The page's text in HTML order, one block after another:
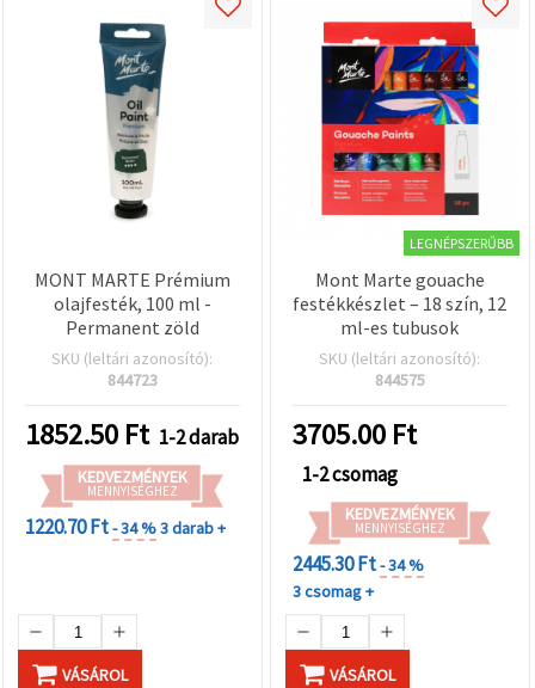
MONT MARTE Prémium
olajfesték, 100 ml -
Permanent zöld
SKU (leltári azonosító):
844723
1852.50 Ft 1-2 darab
KEDVEZMÉNYEK
MENNYISÉGHEZ
1220.70 Ft- 34 %3 darab +
VÁSÁROL
LEGNÉPSZERŰBB
Mont Marte gouache
festékkészlet – 18 szín, 12
ml-es tubusok
SKU (leltári azonosító):
844575
3705.00 Ft
1-2 csomag
KEDVEZMÉNYEK
MENNYISÉGHEZ
2445.30 Ft- 34 %
3 csomag +
VÁSÁROL